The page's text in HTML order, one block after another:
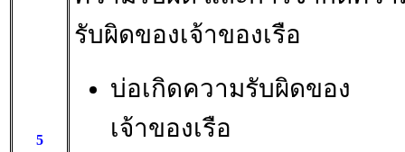
5
รับผิดของเจ้าของเรือ
บ่อเกิดความรับผิดของ
เจ้าของเรือ